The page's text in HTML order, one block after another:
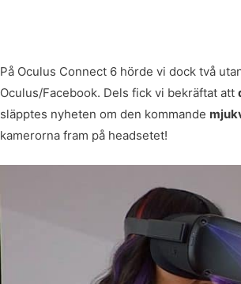
På Oculus Connect 6 hörde vi dock två
Oculus/Facebook. Dels fick vi bekräftat att
släpptes nyheten om den kommande
kamerorna fram på headsetet!